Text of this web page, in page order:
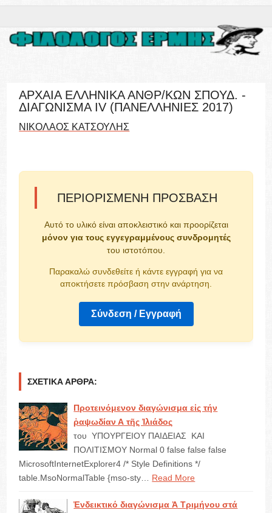
ΑΡΧΑΙΑ ΕΛΛΗΝΙΚΑ ΑΝΘΡ/ΚΩΝ ΣΠΟΥΔ. -
ΔΙΑΓΩΝΙΣΜΑ IV (ΠΑΝΕΛΛΗΝΙΕΣ 2017)
ΝΙΚΟΛΑΟΣ ΚΑΤΣΟΥΛΗΣ
ΠΕΡΙΟΡΙΣΜΈΝΗ ΠΡΌΣΒΑΣΗ
Αυτό το υλικό είναι αποκλειστικό και προορίζεται
μόνον για τους εγγεγραμμένους συνδρομητές
του ιστοτόπου.
Παρακαλώ συνδεθείτε ή κάντε εγγραφή για να
αποκτήσετε πρόσβαση στην ανάρτηση.
Σύνδεση / Εγγραφή
ΣΧΕΤΙΚΆ ΆΡΘΡΑ:
Προτεινόμενον διαγώνισμα εἰς τήν
ῥαψωδίαν Α τῆς Ἰλιάδος
του ΥΠΟΥΡΓΕΙΟΥ ΠΑΙΔΕΙΑΣ ΚΑΙ
ΠΟΛΙΤΙΣΜΟΥ Normal 0 false false false
MicrosoftInternetExplorer4 /* Style Definitions */
table.MsoNormalTable {mso-sty…
Read More
Ἐνδεικτικό διαγώνισμα Ἀ Τριμήνου στά